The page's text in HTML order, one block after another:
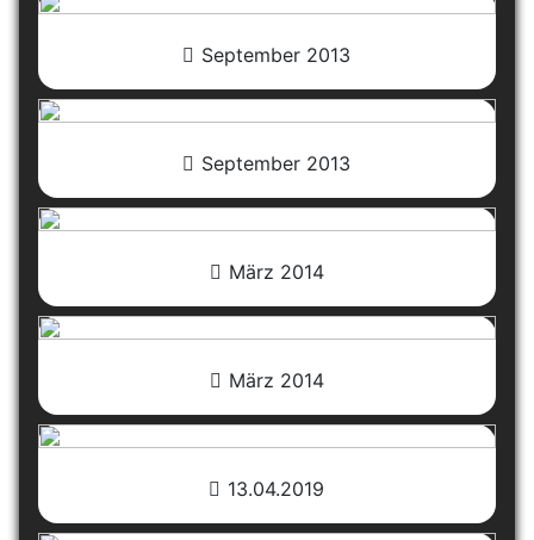
September 2013
September 2013
März 2014
März 2014
13.04.2019